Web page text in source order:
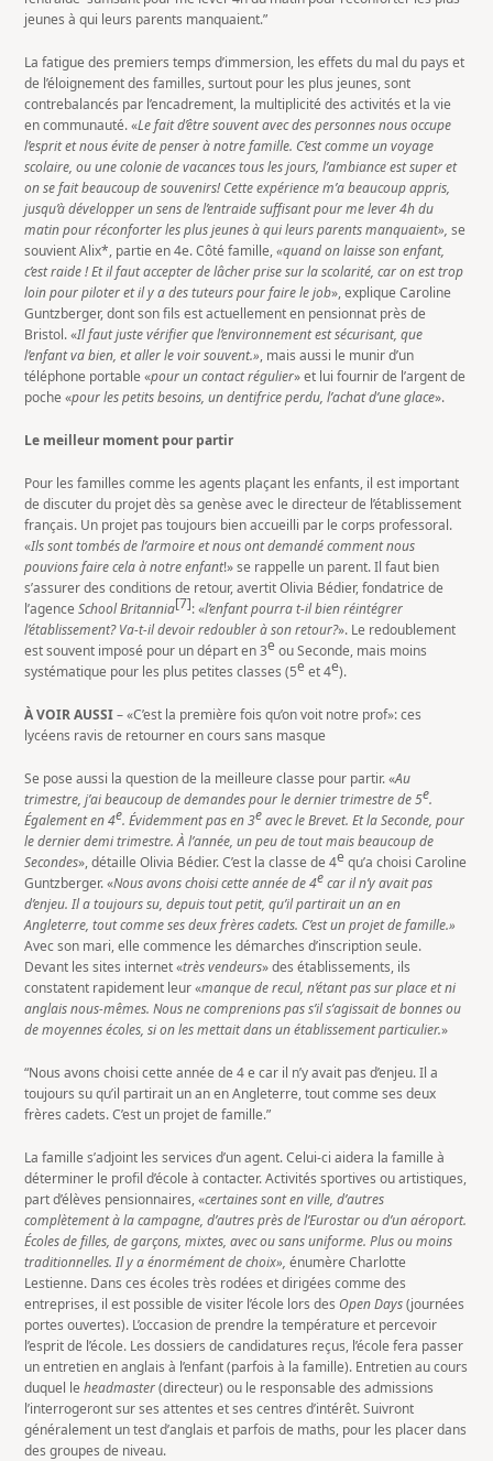
jeunes à qui leurs parents manquaient.”
La fatigue des premiers temps d’immersion, les effets du mal du pays et
de l’éloignement des familles, surtout pour les plus jeunes, sont
contrebalancés par l’encadrement, la multiplicité des activités et la vie
en communauté. «Le fait d’être souvent avec des personnes nous occupe
l’esprit et nous évite de penser à notre famille. C’est comme un voyage
scolaire, ou une colonie de vacances tous les jours, l’ambiance est super et
on se fait beaucoup de souvenirs! Cette expérience m’a beaucoup appris,
jusqu’à développer un sens de l’entraide suffisant pour me lever 4h du
matin pour réconforter les plus jeunes à qui leurs parents manquaient»,se
souvient Alix*, partie en 4e. Côté famille,«quand on laisse son enfant,
c’est raide ! Et il faut accepter de lâcher prise sur la scolarité, car on est trop
loin pour piloter et il y a des tuteurs pour faire le job», explique Caroline
Guntzberger, dont son fils est actuellement en pensionnat près de
Bristol. «Il faut juste vérifier que l’environnement est sécurisant, que
l’enfant va bien, et aller le voir souvent.», mais aussi le munir d’un
téléphone portable «pour un contact régulier» et lui fournir de l’argent de
poche «pour les petits besoins, un dentifrice perdu, l’achat d’une glace».
Le meilleur moment pour partir
Pour les familles comme les agents plaçant les enfants, il est important
de discuter du projet dès sa genèse avec le directeur de l’établissement
français. Un projet pas toujours bien accueilli par le corps professoral.
«Ils sont tombés de l’armoire et nous ont demandé comment nous
pouvions faire cela à notre enfant!» se rappelle un parent. Il faut bien
s’assurer des conditions de retour, avertit Olivia Bédier, fondatrice de
l’agenceSchool Britannia[7]: «l’enfant pourra t-il bien réintégrer
l’établissement? Va-t-il devoir redoubler à son retour?». Le redoublement
est souvent imposé pour un départ en 3e ou Seconde, mais moins
systématique pour les plus petites classes (5e et 4e).
À VOIR AUSSI– «C’est la première fois qu’on voit notre prof»: ces
lycéens ravis de retourner en cours sans masque
Se pose aussi la question de la meilleure classe pour partir. «Au
trimestre, j’ai beaucoup de demandes pour le dernier trimestre de 5e.
Également en 4e. Évidemment pas en 3e avec le Brevet. Et la Seconde, pour
le dernier demi trimestre. À l’année, un peu de tout mais beaucoup de
Secondes», détaille Olivia Bédier. C’est la classe de 4e qu’a choisi Caroline
Guntzberger. «Nous avons choisi cette année de 4e car il n’y avait pas
d’enjeu. Il a toujours su, depuis tout petit, qu’il partirait un an en
Angleterre, tout comme ses deux frères cadets. C’est un projet de famille.»
Avec son mari, elle commence les démarches d’inscription seule.
Devant les sites internet «très vendeurs» des établissements, ils
constatent rapidement leur «manque de recul, n’étant pas sur place et ni
anglais nous-mêmes. Nous ne comprenions pas s’il s’agissait de bonnes ou
de moyennes écoles, si on les mettait dans un établissement particulier.»
“Nous avons choisi cette année de 4 e car il n’y avait pas d’enjeu. Il a
toujours su qu’il partirait un an en Angleterre, tout comme ses deux
frères cadets. C’est un projet de famille.”
La famille s’adjoint les services d’un agent. Celui-ci aidera la famille à
déterminer le profil d’école à contacter. Activités sportives ou artistiques,
part d’élèves pensionnaires, «certaines sont en ville, d’autres
complètement à la campagne, d’autres près de l’Eurostar ou d’un aéroport.
Écoles de filles, de garçons, mixtes, avec ou sans uniforme. Plus ou moins
traditionnelles. Il y a énormément de choix»,énumère Charlotte
Lestienne. Dans ces écoles très rodées et dirigées comme des
entreprises, il est possible de visiter l’école lors des Open Days(journées
portes ouvertes). L’occasion de prendre la température et percevoir
l’esprit de l’école. Les dossiers de candidatures reçus, l’école fera passer
un entretien en anglais à l’enfant (parfois à la famille). Entretien au cours
duquel leheadmaster(directeur) ou le responsable des admissions
l’interrogeront sur ses attentes et ses centres d’intérêt. Suivront
généralement un test d’anglais et parfois de maths, pour les placer dans
des groupes de niveau.